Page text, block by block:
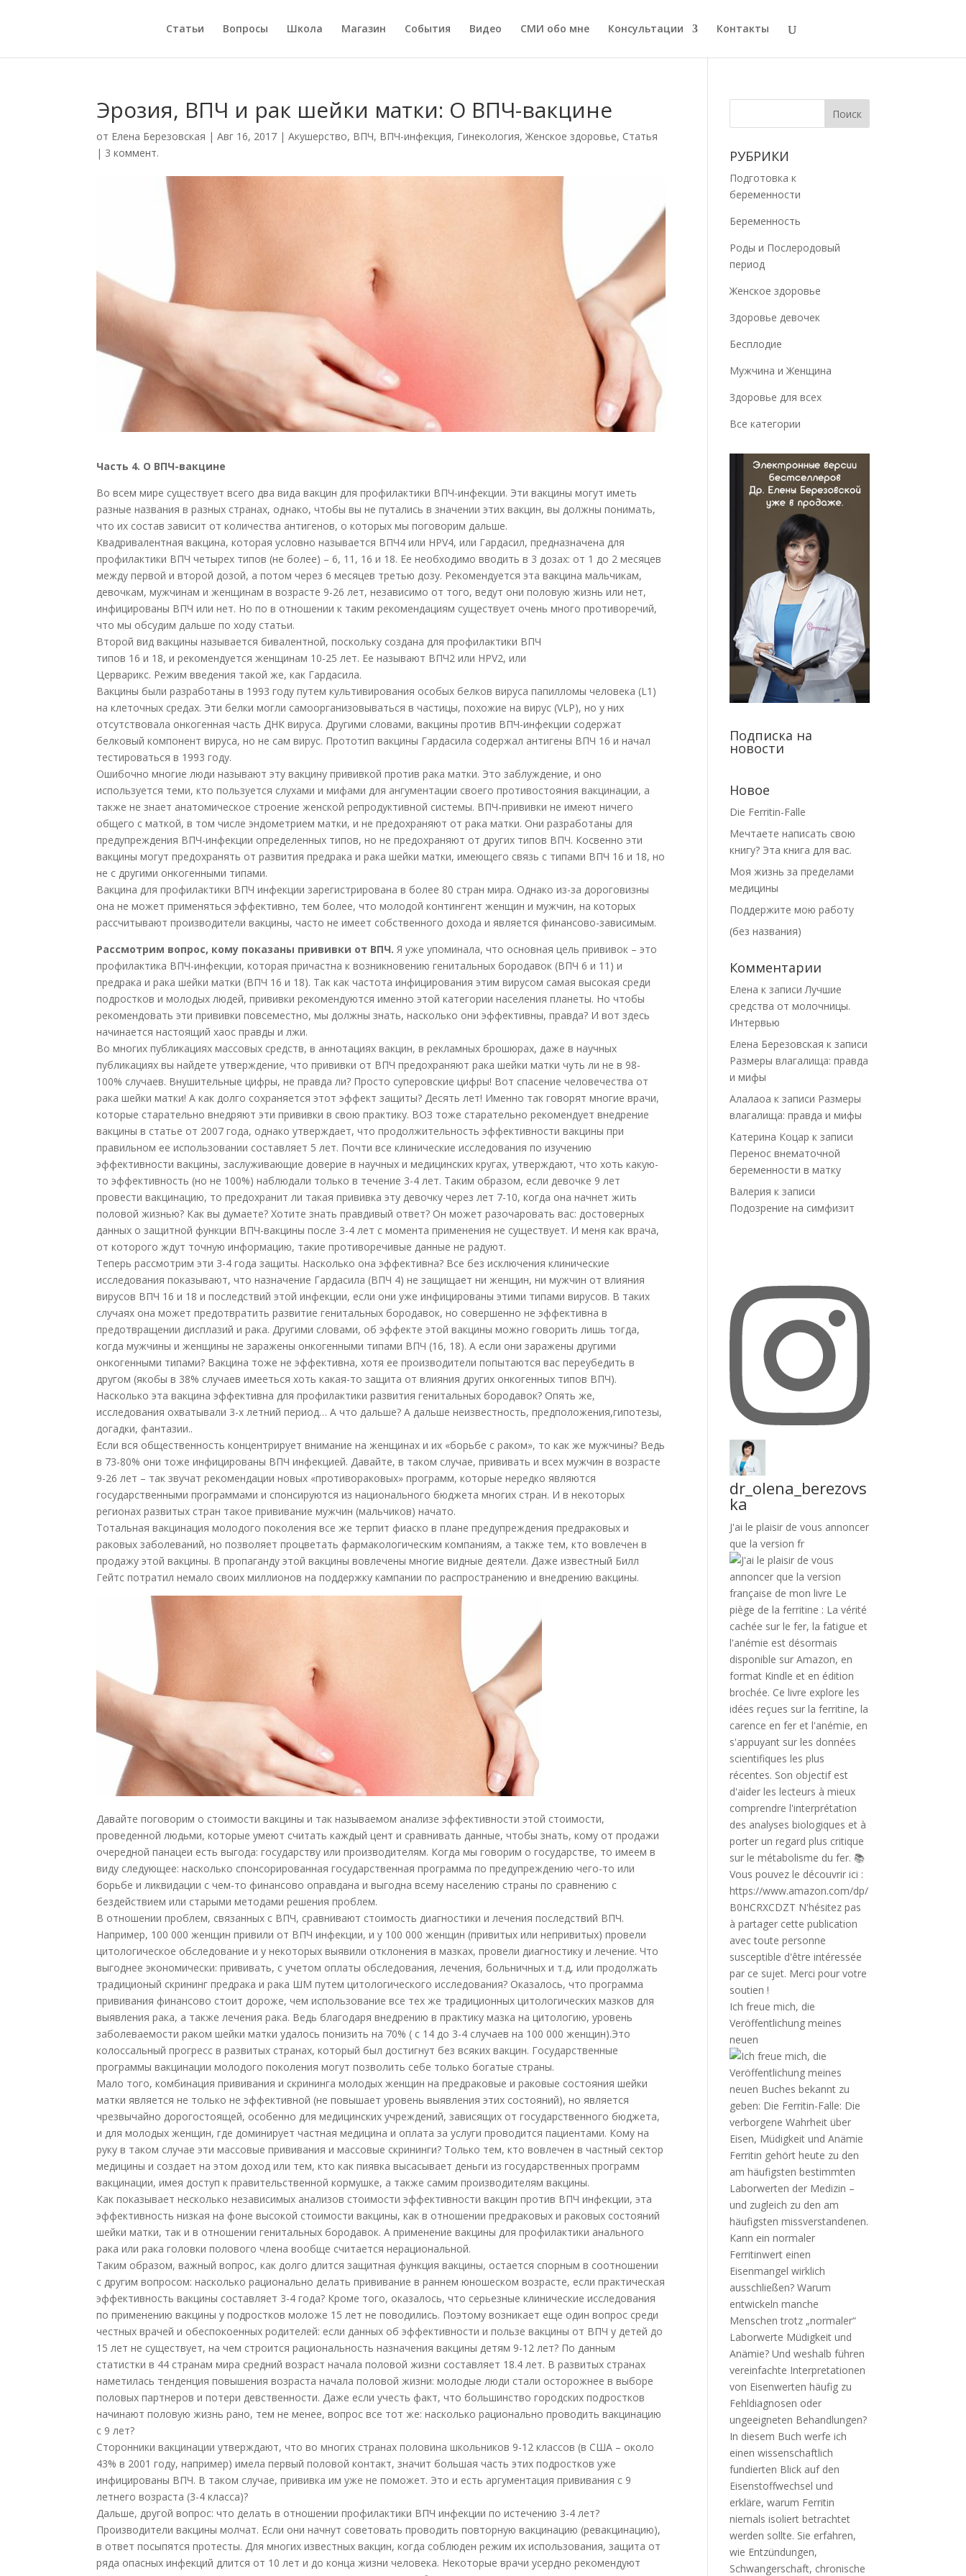
Статьи Вопросы Школа Магазин События Видео СМИ обо мне Консультации Контакты
Эрозия, ВПЧ и рак шейки матки: О ВПЧ-вакцине
от Елена Березовская |Авг 16, 2017 |Акушерство, ВПЧ, ВПЧ-инфекция, Гинекология,Женское здоровье, Статья
| 3 коммент.
Часть 4. О ВПЧ-вакцине
Во всем мире существует всего два вида вакцин для профилактики ВПЧ-инфекции. Эти вакцины могут иметь
разные названия в разных странах, однако, чтобы вы не путались в значении этих вакцин, вы должны понимать,
что их состав зависит от количества антигенов, о которых мы поговорим дальше.
Квадривалентная вакцина, которая условно называется ВПЧ4 или HPV4, или Гардасил, предназначена для
профилактики ВПЧ четырех типов (не более) – 6, 11, 16 и 18. Ее необходимо вводить в 3 дозах: от 1 до 2 месяцев
между первой и второй дозой, а потом через 6 месяцев третью дозу. Рекомендуется эта вакцина мальчикам,
девочкам, мужчинам и женщинам в возрасте 9-26 лет, независимо от того, ведут они половую жизнь или нет,
инфицированы ВПЧ или нет. Но по в отношении к таким рекомендациям существует очень много противоречий,
что мы обсудим дальше по ходу статьи.
Второй вид вакцины называется бивалентной, поскольку создана для профилактики ВПЧ
типов 16 и 18, и рекомендуется женщинам 10-25 лет. Ее называют ВПЧ2 или HPV2, или
Церварикс. Режим введения такой же, как Гардасила.
Вакцины были разработаны в 1993 году путем культивирования особых белков вируса папилломы человека (L1)
на клеточных средах. Эти белки могли самоорганизовываться в частицы, похожие на вирус (VLP), но у них
отсутствовала онкогенная часть ДНК вируса. Другими словами, вакцины против ВПЧ-инфекции содержат
белковый компонент вируса, но не сам вирус. Прототип вакцины Гардасила содержал антигены ВПЧ 16 и начал
тестироваться в 1993 году.
Ошибочно многие люди называют эту вакцину прививкой против рака матки. Это заблуждение, и оно
используется теми, кто пользуется слухами и мифами для ангументации своего противостояния вакцинации, а
также не знает анатомическое строение женской репродуктивной системы. ВПЧ-прививки не имеют ничего
общего с маткой, в том числе эндометрием матки, и не предохраняют от рака матки. Они разработаны для
предупреждения ВПЧ-инфекции определенных типов, но не предохраняют от других типов ВПЧ. Косвенно эти
вакцины могут предохранять от развития предрака и рака шейки матки, имеющего связь с типами ВПЧ 16 и 18, но
не с другими онкогенными типами.
Вакцина для профилактики ВПЧ инфекции зарегистрирована в более 80 стран мира. Однако из-за дороговизны
она не может применяться эффективно, тем более, что молодой контингент женщин и мужчин, на которых
рассчитывают производители вакцины, часто не имеет собственного дохода и является финансово-зависимым.
Рассмотрим вопрос, кому показаны прививки от ВПЧ. Я уже упоминала, что основная цель прививок – это
профилактика ВПЧ-инфекции, которая причастна к возникновению генитальных бородавок (ВПЧ 6 и 11) и
предрака и рака шейки матки (ВПЧ 16 и 18). Так как частота инфицирования этим вирусом самая высокая среди
подростков и молодых людей, прививки рекомендуются именно этой категории населения планеты. Но чтобы
рекомендовать эти прививки повсеместно, мы должны знать, насколько они эффективны, правда? И вот здесь
начинается настоящий хаос правды и лжи.
Во многих публикациях массовых средств, в аннотациях вакцин, в рекламных брошюрах, даже в научных
публикациях вы найдете утверждение, что прививки от ВПЧ предохраняют рака шейки матки чуть ли не в 98-
100% случаев. Внушительные цифры, не правда ли? Просто суперовские цифры! Вот спасение человечества от
рака шейки матки! А как долго сохраняется этот эффект защиты? Десять лет! Именно так говорят многие врачи,
которые старательно внедряют эти прививки в свою практику. ВОЗ тоже старательно рекомендует внедрение
вакцины в статье от 2007 года, однако утверждает, что продолжительность эффективности вакцины при
правильном ее использовании составляет 5 лет. Почти все клинические исследования по изучению
эффективности вакцины, заслуживающие доверие в научных и медицинских кругах, утверждают, что хоть какую-
то эффективность (но не 100%) наблюдали только в течение 3-4 лет. Таким образом, если девочке 9 лет
провести вакцинацию, то предохранит ли такая прививка эту девочку через лет 7-10, когда она начнет жить
половой жизнью? Как вы думаете? Хотите знать правдивый ответ? Он может разочаровать вас: достоверных
данных о защитной функции ВПЧ-вакцины после 3-4 лет с момента применения не существует. И меня как врача,
от которого ждут точную информацию, такие противоречивые данные не радуют.
Теперь рассмотрим эти 3-4 года защиты. Насколько она эффективна? Все без исключения клинические
исследования показывают, что назначение Гардасила (ВПЧ 4) не защищает ни женщин, ни мужчин от влияния
вирусов ВПЧ 16 и 18 и последствий этой инфекции, если они уже инфицированы этими типами вирусов. В таких
случаях она может предотвратить развитие генитальных бородавок, но совершенно не эффективна в
предотвращении дисплазий и рака. Другими словами, об эффекте этой вакцины можно говорить лишь тогда,
когда мужчины и женщины не заражены онкогенными типами ВПЧ (16, 18). А если они заражены другими
онкогенными типами? Вакцина тоже не эффективна, хотя ее производители попытаются вас переубедить в
другом (якобы в 38% случаев имееться хоть какая-то защита от влияния других онкогенных типов ВПЧ).
Насколько эта вакцина эффективна для профилактики развития генитальных бородавок? Опять же,
исследования охватывали 3-х летний период… А что дальше? А дальше неизвестность, предположения,гипотезы,
догадки, фантазии..
Если вся общественность концентрирует внимание на женщинах и их «борьбе с раком», то как же мужчины? Ведь
в 73-80% они тоже инфицированы ВПЧ инфекцией. Давайте, в таком случае, прививать и всех мужчин в возрасте
9-26 лет – так звучат рекомендации новых «противораковых» программ, которые нередко являются
государственными программами и спонсируются из национального бюджета многих стран. И в некоторых
регионах развитых стран такое прививание мужчин (мальчиков) начато.
Тотальная вакцинация молодого поколения все же терпит фиаско в плане предупреждения предраковых и
раковых заболеваний, но позволяет процветать фармакологическим компаниям, а также тем, кто вовлечен в
продажу этой вакцины. В пропаганду этой вакцины вовлечены многие видные деятели. Даже известный Билл
Гейтс потратил немало своих миллионов на поддержку кампании по распространению и внедрению вакцины.
Давайте поговорим о стоимости вакцины и так называемом анализе эффективности этой стоимости,
проведенной людьми, которые умеют считать каждый цент и сравнивать данные, чтобы знать, кому от продажи
очередной панацеи есть выгода: государству или производителям. Когда мы говорим о государстве, то имеем в
виду следующее: насколько спонсорированная государственная программа по предупреждению чего-то или
борьбе и ликвидации с чем-то финансово оправдана и выгодна всему населению страны по сравнению с
бездействием или старыми методами решения проблем.
В отношении проблем, связанных с ВПЧ, сравнивают стоимость диагностики и лечения последствий ВПЧ.
Например, 100 000 женщин привили от ВПЧ инфекции, и у 100 000 женщин (привитых или непривитых) провели
цитологическое обследование и у некоторых выявили отклонения в мазках, провели диагностику и лечение. Что
выгоднее экономически: прививать, с учетом оплаты обследования, лечения, больничных и т.д, или продолжать
традиционый скрининг предрака и рака ШМ путем цитологического исследования? Оказалось, что программа
прививания финансово стоит дороже, чем использование все тех же традиционных цитологических мазков для
выявления рака, а также лечения рака. Ведь благодаря внедрению в практику мазка на цитологию, уровень
заболеваемости раком шейки матки удалось понизить на 70% ( с 14 до 3-4 случаев на 100 000 женщин).Это
колоссальный прогресс в развитых странах, который был достигнут без всяких вакцин. Государственные
программы вакцинации молодого поколения могут позволить себе только богатые страны.
Мало того, комбинация прививания и скрининга молодых женщин на предраковые и раковые состояния шейки
матки является не только не эффективной (не повышает уровень выявления этих состояний), но является
чрезвычайно дорогостоящей, особенно для медицинских учреждений, зависящих от государственного бюджета,
и для молодых женщин, где доминирует частная медицина и оплата за услуги проводится пациентами. Кому на
руку в таком случае эти массовые прививания и массовые скрининги? Только тем, кто вовлечен в частный сектор
медицины и создает на этом доход или тем, кто как пиявка высасывает деньги из государственных программ
вакцинации, имея доступ к правительственной кормушке, а также самим производителям вакцины.
Как показывает несколько независимых анализов стоимости эффективности вакцин против ВПЧ инфекции, эта
эффективность низкая на фоне высокой стоимости вакцины, как в отношении предраковых и раковых состояний
шейки матки, так и в отношении генитальных бородавок. А применение вакцины для профилактики анального
рака или рака головки полового члена вообще считается нерациональной.
Таким образом, важный вопрос, как долго длится защитная функция вакцины, остается спорным в соотношении
с другим вопросом: насколько рационально делать прививание в раннем юношеском возрасте, если практическая
эффективность вакцины составляет 3-4 года? Кроме того, оказалось, что серьезные клинические исследования
по применению вакцины у подростков моложе 15 лет не поводились. Поэтому возникает еще один вопрос среди
честных врачей и обеспокоенных родителей: если данных об эффективности и пользе вакцины от ВПЧ у детей до
15 лет не существует, на чем строится рациональность назначения вакцины детям 9-12 лет? По данным
статистки в 44 странам мира средний возраст начала половой жизни составляет 18.4 лет. В развитых странах
наметилась тенденция повышения возраста начала половой жизни: молодые люди стали осторожнее в выборе
половых партнеров и потери девственности. Даже если учесть факт, что большинство городских подростков
начинают половую жизнь рано, тем не менее, вопрос все тот же: насколько рационально проводить вакцинацию
с 9 лет?
Сторонники вакцинации утверждают, что во многих странах половина школьников 9-12 классов (в США – около
43% в 2001 году, например) имела первый половой контакт, значит большая часть этих подростков уже
инфицированы ВПЧ. В таком случае, прививка им уже не поможет. Это и есть аргументация прививания с 9
летнего возраста (3-4 класса)?
Дальше, другой вопрос: что делать в отношении профилактики ВПЧ инфекции по истечению 3-4 лет?
Производители вакцины молчат. Если они начнут советовать проводить повторную вакцинацию (ревакцинацию),
в ответ посыпятся протесты. Для многих известных вакцин, когда соблюден режим их использования, защита от
ряда опасных инфекций длится от 10 лет и до конца жизни человека. Некоторые врачи усердно рекомендуют
РУБРИКИ
Подготовка к
беременности
Беременность
Роды и Послеродовый
период
Женское здоровье
Здоровье девочек
Бесплодие
Мужчина и Женщина
Здоровье для всех
Все категории
Подписка на
новости
Новое
Die Ferritin-Falle
Мечтаете написать свою
книгу? Эта книга для вас.
Моя жизнь за пределами
медицины
Поддержите мою работу
(без названия)
Комментарии
Елена к записиЛучшие
средства от молочницы.
Интервью
Елена Березовская к записи
Размеры влагалища: правда
и мифы
Алалаоа к записи Размеры
влагалища: правда и мифы
Катерина Коцар к записи
Перенос внематочной
беременности в матку
Валерия к записи
Подозрение на симфизит
dr_olena_berezovs
ka
J'ai le plaisir de vous annoncer
que la version fr
Ich freue mich, die
Veröffentlichung meines
neuen